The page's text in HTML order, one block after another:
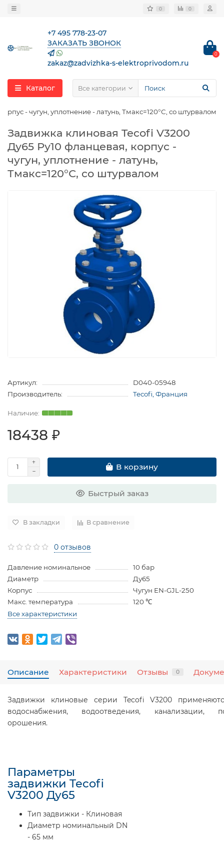
0 0
+7 495 778-23-07
ЗАКАЗАТЬ ЗВОНОК
zakaz@zadvizhka-s-elektroprivodom.ru
0
Каталог Все категории
- чугун, уплотнение - латунь, Тмакс=120°С, со штурвалом
Задвижка клиновая Tecofi V3200
Ду65 Ру10 фланцевая, корпус -
чугун, уплотнение - латунь,
Тмакс=120°С, со штурвалом
Артикул:
D040-05948
Производитель:
Tecofi, Франция
18438 ₽
В корзину
Быстрый заказ
В закладки В сравнение
0 отзывов
Давление номинальное
10 бар
Диаметр
Ду65
Корпус
Чугун EN-GJL-250
Макс. температура
120 ℃
Все характеристики
Описание Характеристики Отзывы 0
Задвижки клиновые серии Tecofi V3200
водоснабжения, водоотведения, канализации,
орошения.
Параметры
задвижки Tecofi
V3200 Ду65
Тип задвижки - Клиновая
Диаметр номинальный DN
- 65 мм